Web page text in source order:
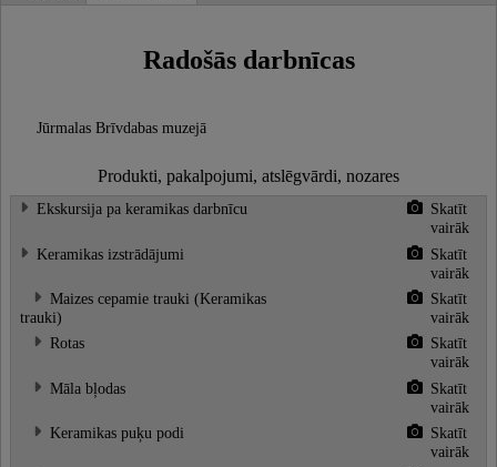
Radošās darbnīcas
Jūrmalas Brīvdabas muzejā
Produkti, pakalpojumi, atslēgvārdi, nozares
Ekskursija pa keramikas darbnīcu
Skatīt
vairāk
Keramikas izstrādājumi
Skatīt
vairāk
Maizes cepamie trauki (Keramikas
trauki)
Skatīt
vairāk
Rotas
Skatīt
vairāk
Māla bļodas
Skatīt
vairāk
Keramikas puķu podi
Skatīt
vairāk